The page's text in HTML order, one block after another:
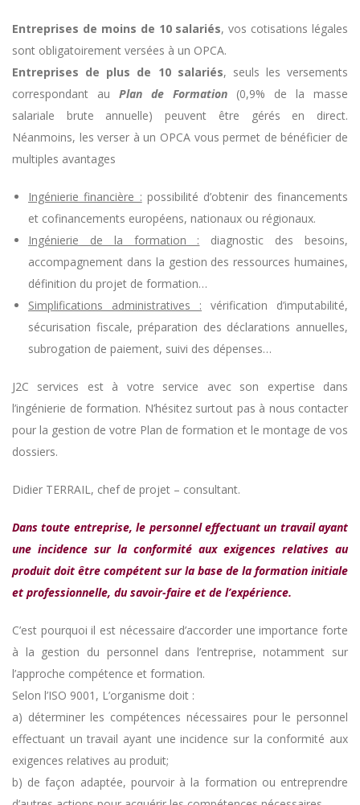
Entreprises de moins de 10 salariés, vos cotisations légales
sont obligatoirement versées à un OPCA.
Entreprises de plus de 10 salariés, seuls les versements
correspondant au Plan de Formation (0,9% de la masse
salariale brute annuelle) peuvent être gérés en direct.
Néanmoins, les verser à un OPCA vous permet de bénéficier de
multiples avantages
Ingénierie financière : possibilité d’obtenir des financements
et cofinancements européens, nationaux ou régionaux.
Ingénierie de la formation : diagnostic des besoins,
accompagnement dans la gestion des ressources humaines,
définition du projet de formation…
Simplifications administratives : vérification d’imputabilité,
sécurisation fiscale, préparation des déclarations annuelles,
subrogation de paiement, suivi des dépenses…
J2C services est à votre service avec son expertise dans
l’ingénierie de formation. N’hésitez surtout pas à nous contacter
pour la gestion de votre Plan de formation et le montage de vos
dossiers.
Didier TERRAIL, chef de projet – consultant.
Dans toute entreprise, le personnel effectuant un travail ayant
une incidence sur la conformité aux exigences relatives au
produit doit être compétent sur la base de la formation initiale
et professionnelle, du savoir-faire et de l’expérience.
C’est pourquoi il est nécessaire d’accorder une importance forte
à la gestion du personnel dans l’entreprise, notamment sur
l’approche compétence et formation.
Selon l’ISO 9001, L’organisme doit :
a) déterminer les compétences nécessaires pour le personnel
effectuant un travail ayant une incidence sur la conformité aux
exigences relatives au produit;
b) de façon adaptée, pourvoir à la formation ou entreprendre